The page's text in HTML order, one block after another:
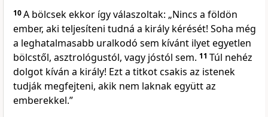
10A bölcsek ekkor így válaszoltak: „Nincs a földön
ember, aki teljesíteni tudná a király kérését! Soha még
a leghatalmasabb uralkodó sem kívánt ilyet egyetlen
bölcstől, asztrológustól, vagy jóstól sem. 11 Túl nehéz
dolgot kíván a király! Ezt a titkot csakis az istenek
tudják megfejteni, akik nem laknak együtt az
emberekkel.”